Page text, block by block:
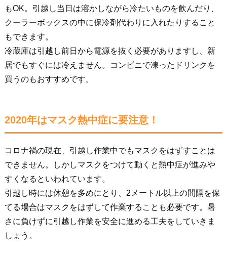
もOK。引越し当日は溶かしながら冷たいものを飲んだり、
クーラーボックスの中に保冷剤代わりに入れたりすること
もできます。
冷蔵庫は引越し前日から電源を抜く必要がありますし、新
居でもすぐには冷えません。コンビニで凍ったドリンクを
買うのもおすすめです。
2020年はマスク熱中症に要注意！
コロナ禍の現在、引越し作業中でもマスクをはずすことは
できません。しかしマスクをつけて動くと熱中症が進みや
すくなるといわれています。
引越し時には休憩を多めにとり、2メートル以上の間隔を保
てる場合はマスクをはずして作業することも必要です。暑
さに負けずに引越し作業を安全に進める工夫をしていきま
しょう。